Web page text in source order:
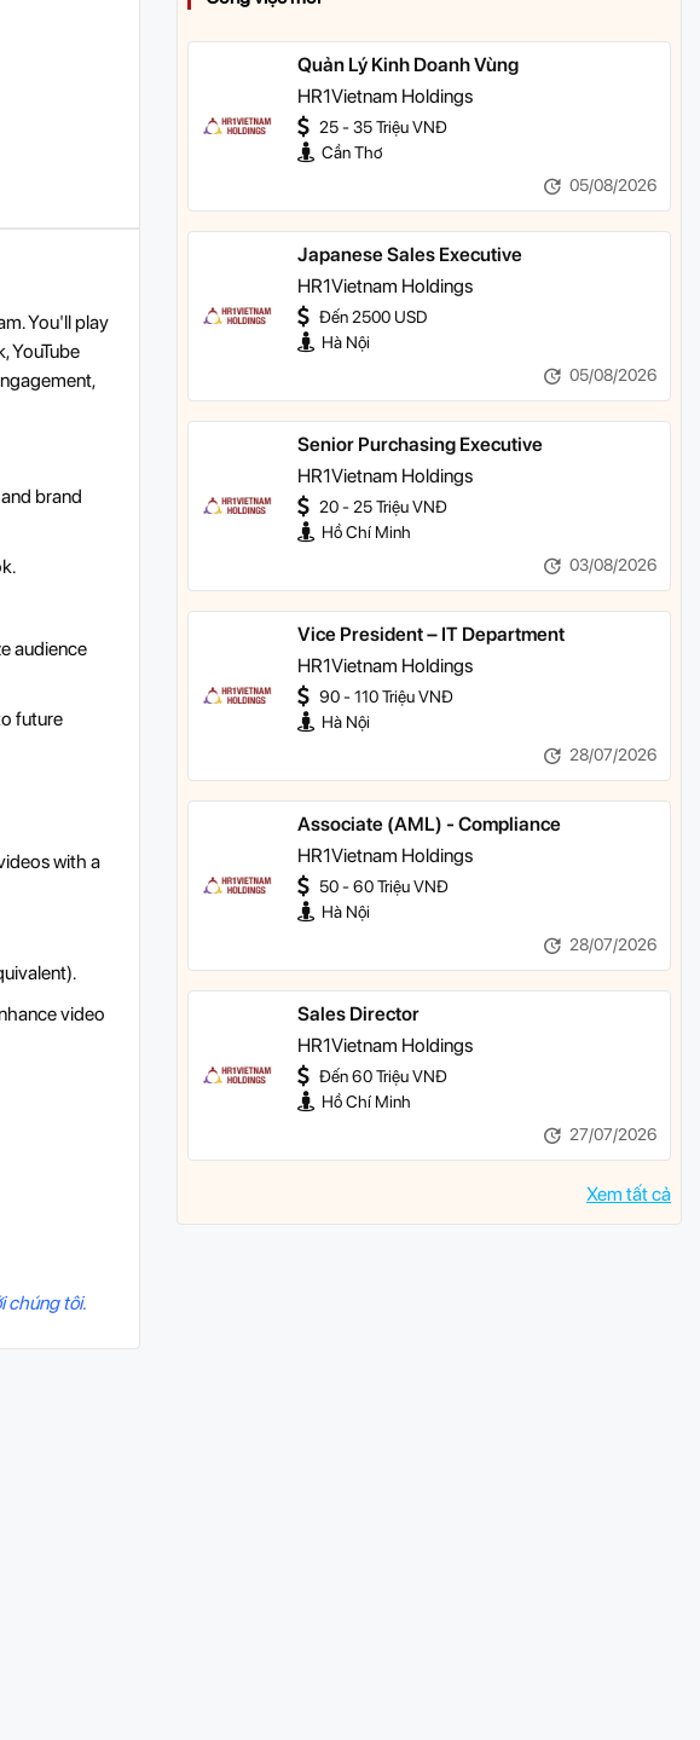
You'll play
YouTube
brand
audience
future
with a
video
chúng tôi.
Quản Lý Kinh Doanh Vùng
HR1Vietnam Holdings
25 - 35 Triệu VNĐ
Cần Thơ
05/08/2026
Japanese Sales Executive
HR1Vietnam Holdings
Đến 2500 USD
Hà Nội
05/08/2026
Senior Purchasing Executive
HR1Vietnam Holdings
20 - 25 Triệu VNĐ
Hồ Chí Minh
03/08/2026
Vice President – IT Department
HR1Vietnam Holdings
90 - 110 Triệu VNĐ
Hà Nội
28/07/2026
Associate (AML) - Compliance
HR1Vietnam Holdings
50 - 60 Triệu VNĐ
Hà Nội
28/07/2026
Sales Director
HR1Vietnam Holdings
Đến 60 Triệu VNĐ
Hồ Chí Minh
27/07/2026
Xem tất cả